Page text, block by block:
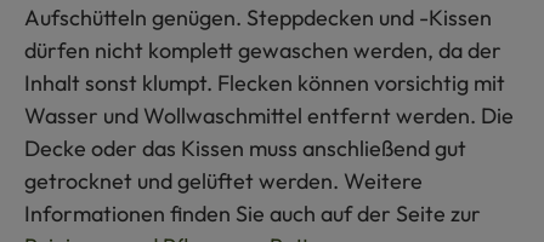
Aufschütteln genügen. Steppdecken und -Kissen
dürfen nicht komplett gewaschen werden, da der
Inhalt sonst klumpt. Flecken können vorsichtig mit
Wasser und Wollwaschmittel entfernt werden. Die
Decke oder das Kissen muss anschließend gut
getrocknet und gelüftet werden. Weitere
Informationen finden Sie auch auf der Seite zur